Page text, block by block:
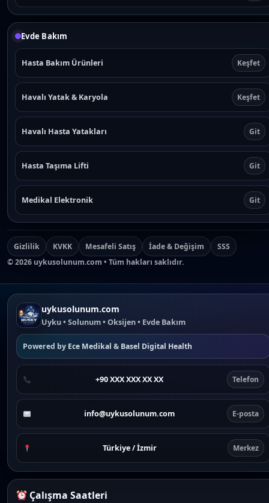
Evde Bakım
Hasta Bakım Ürünleri Keşfet
Havalı Yatak & Karyola Keşfet
Havalı Hasta Yatakları Git
Hasta Taşıma Lifti Git
Medikal Elektronik Git
Gizlilik KVKK Mesafeli Satış İade & Değişim
SSS
©2026 uykusolunum.com • Tüm hakları saklıdır.
uykusolunum.com
Uyku • Solunum • Oksijen • Evde Bakım
Powered by Ece Medikal & Basel Digital Health
+90 XXX XXX XX XX Telefon
info@uykusolunum.com E-posta
Türkiye / İzmir Merkez
Çalışma Saatleri